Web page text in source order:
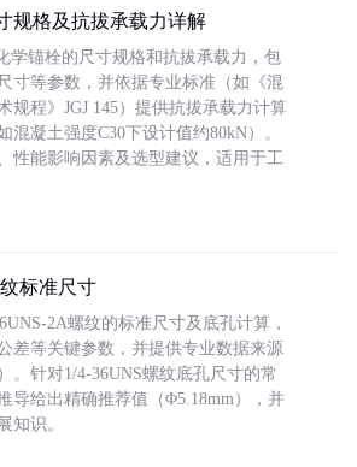
规格及抗拔承载力详解
学锚栓的尺寸规格和抗拔承载力，包
寸等参数，并依据专业标准（如《混
规程》JGJ 145）提供抗拔承载力计算
混凝土强度C30下设计值约80kN）。
性能影响因素及选型建议，适用于工
标准尺寸
2A螺纹的标准尺寸及底孔计算，
差等关键参数，并提供专业数据来源
。针对1/4-36UNS螺纹底孔尺寸的常
导给出精确推荐值（Φ5.18mm），并
知识。